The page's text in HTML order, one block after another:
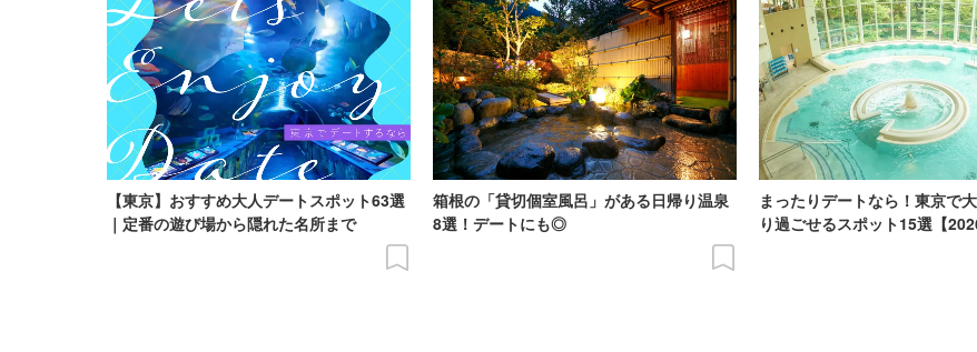
【東京】おすすめ大人デートスポット63選
｜定番の遊び場から隠れた名所まで
箱根の「貸切個室風呂」がある日帰り温泉
8選！デートにも◎
まったりデートなら！東京で
り過ごせるスポット15選【